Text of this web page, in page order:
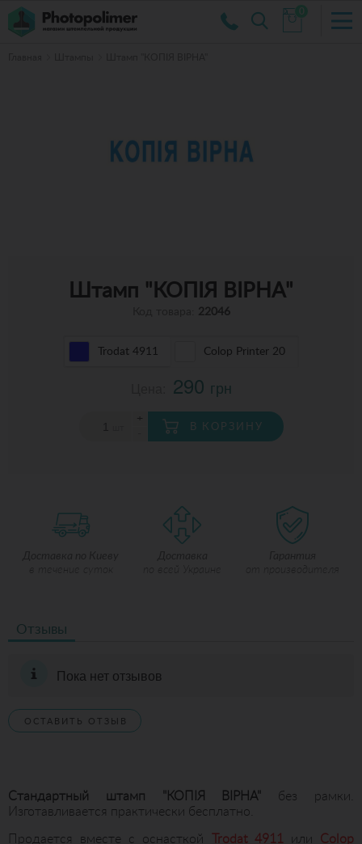
0
Штамп "КОПІЯ ВІРНА"
22046
Trodat 4911 Colop Printer 20
290 грн
+
В КОРЗИНУ
Отзывы
Пока нет отзывов
ОСТАВИТЬ ОТЗЫВ
Стандартный штамп "КОПІЯ ВІРНА" без рамки.
Изготавливается практически бесплатно.
Продается вместе с оснасткой Trodat 4911 или Colop